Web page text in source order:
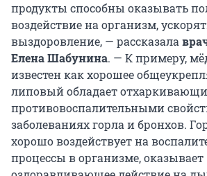
продукты способны оказывать
воздействие на организм,
выздоровление, — рассказала
Елена Шабунина. — К примеру,
известен как хорошее
липовый обладает
противовоспалительными
заболеваниях горла и бронхов.
хорошо воздействует на
процессы в организме, оказывает